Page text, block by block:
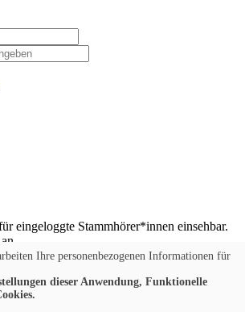
eingeloggte Stammhörer*innen einsehbar.
Ihre personenbezogenen Informationen für
dieser Anwendung, Funktionelle